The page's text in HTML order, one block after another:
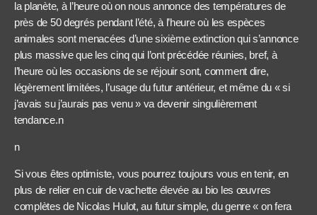
la planète, à l’heure où on nous annonce des températures de
près de 50 degrés pendant l’été, à l’heure où les espèces
animales sont menacées d’une sixième extinction qui s’annonce
plus massive que les cinq qui l’ont précédée réunies, bref, à
l’heure où les occasions de se réjouir sont, comment dire,
légèrement limitées, l’usage du futur antérieur, et même du « si
j’avais su j’aurais pas venu » va devenir singulièrement
tendance.n
n
Si vous êtes optimiste, vous pourrez toujours vous en tenir, en
plus de relier en cuir de vachette élevée au bio les œuvres
complètes de Nicolas Hulot, au futur simple, du genre « on fera